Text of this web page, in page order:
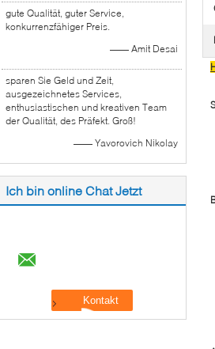
gute Qualität, guter Service,
konkurrenzfähiger Preis.
—— Amit Desai
sparen Sie Geld und Zeit,
ausgezeichnetes Services,
enthusiastischen und kreativen Team
der Qualität, des Präfekt. Groß!
—— Yavorovich Nikolay
Ich bin online Chat Jetzt